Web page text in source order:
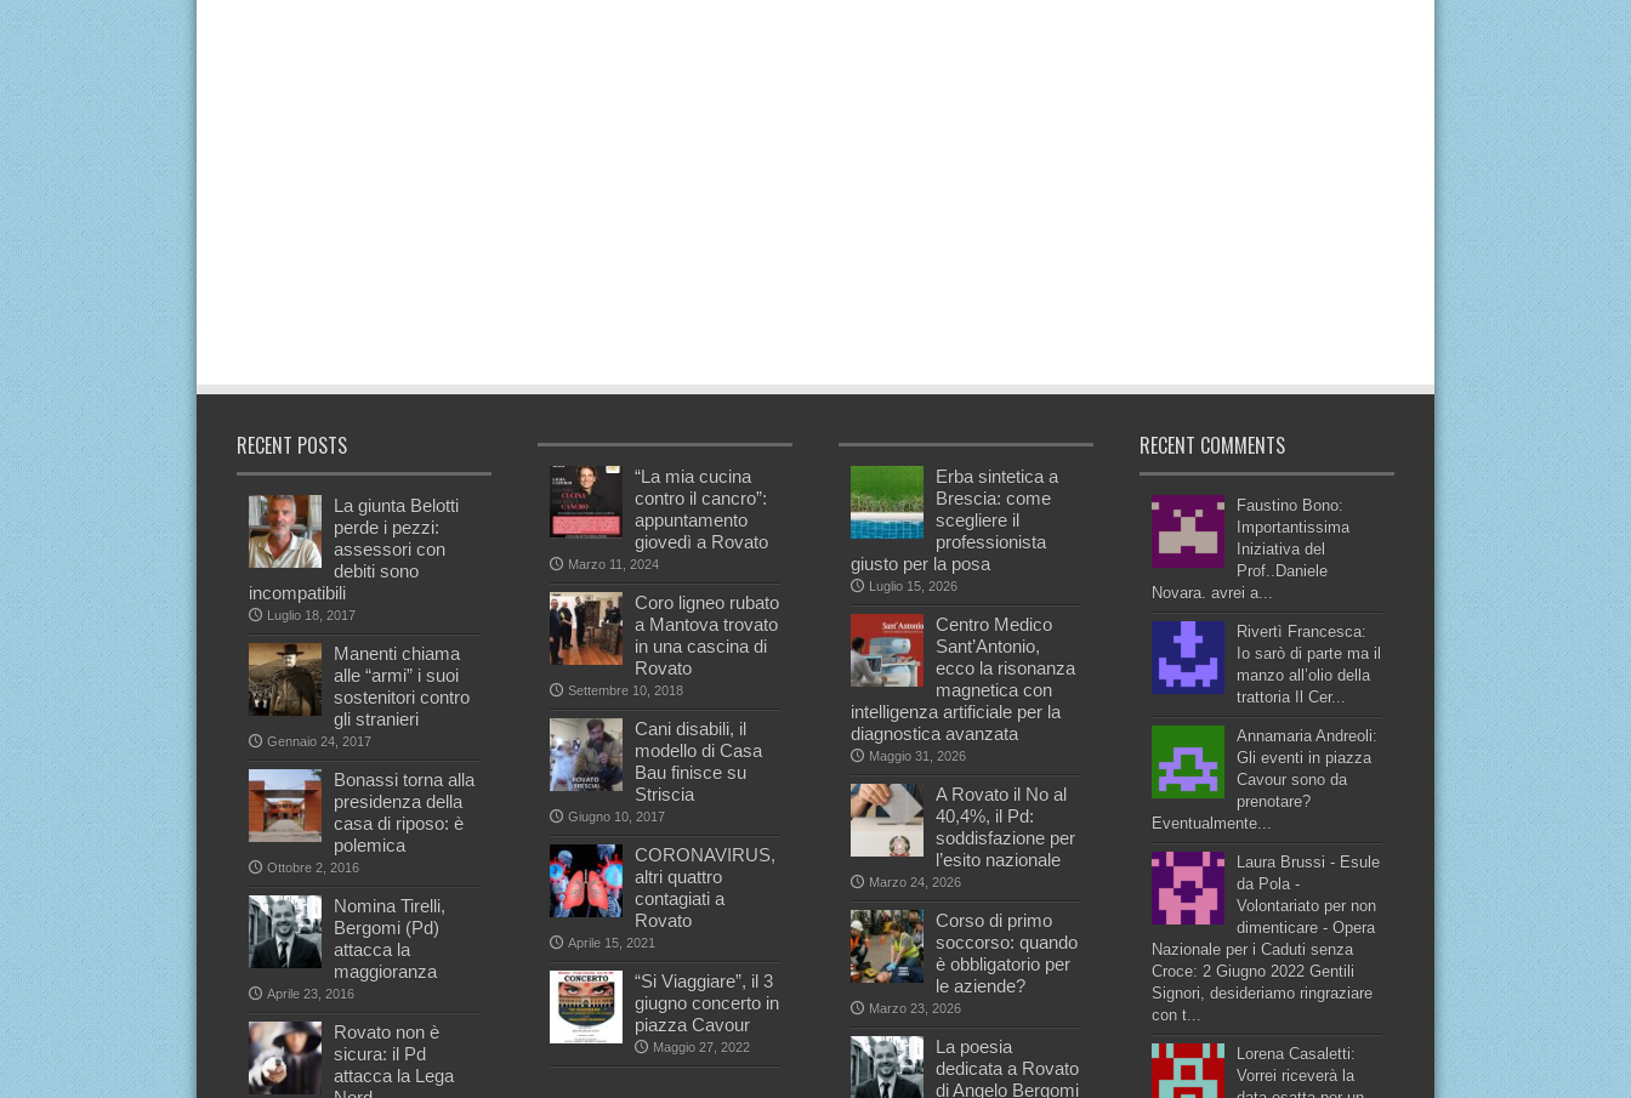
RECENT POSTS
La giunta Belotti
perde i pezzi:
assessori con
debiti sono
incompatibili
Luglio 18, 2017
Manenti chiama
alle “armi” i suoi
sostenitori contro
gli stranieri
Gennaio 24, 2017
Bonassi torna alla
presidenza della
casa di riposo: è
polemica
Ottobre 2, 2016
Nomina Tirelli,
Bergomi (Pd)
attacca la
maggioranza
Aprile 23, 2016
Rovato non è
sicura: il Pd
attacca la Lega
“La mia cucina
contro il cancro”:
appuntamento
giovedì a Rovato
Marzo 11, 2024
Coro ligneo rubato
a Mantova trovato
in una cascina di
Rovato
Settembre 10, 2018
Cani disabili, il
modello di Casa
Bau finisce su
Striscia
Giugno 10, 2017
CORONAVIRUS,
altri quattro
contagiati a
Rovato
Aprile 15, 2021
“Si Viaggiare”, il 3
giugno concerto in
piazza Cavour
Maggio 27, 2022
Erba sintetica a
Brescia: come
scegliere il
professionista
giusto per la posa
Luglio 15, 2026
Centro Medico
Sant’Antonio,
ecco la risonanza
magnetica con
intelligenza artificiale per la
diagnostica avanzata
Maggio 31, 2026
A Rovato il No al
40,4%, il Pd:
soddisfazione per
l’esito nazionale
Marzo 24, 2026
Corso di primo
soccorso: quando
è obbligatorio per
le aziende?
Marzo 23, 2026
La poesia
dedicata a Rovato
di Angelo Bergomi
RECENT COMMENTS
Faustino Bono:
Importantissima
Iniziativa del
Prof..Daniele
Novara. avrei a...
Rivertì Francesca:
Io sarò di parte ma il
manzo all’olio della
trattoria Il Cer...
Annamaria Andreoli:
Gli eventi in piazza
Cavour sono da
prenotare?
Eventualmente...
Laura Brussi - Esule
da Pola -
Volontariato per non
dimenticare - Opera
Nazionale per i Caduti senza
Croce: 2 Giugno 2022 Gentili
Signori, desideriamo ringraziare
con t...
Lorena Casaletti:
Vorrei riceverà la